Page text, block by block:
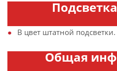
В цвет штатной подсветки.
Общая